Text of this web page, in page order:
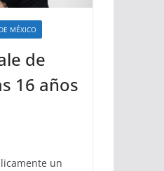
MÉXICO
de
16 años
un